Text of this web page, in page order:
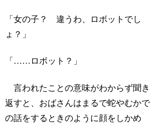
「女の子？ 違うわ、ロボットでし
ょ？」
「……ロボット？」
言われたことの意味がわからず聞き
返すと、おばさんはまるで蛇やむかで
の話をするときのように顔をしかめ